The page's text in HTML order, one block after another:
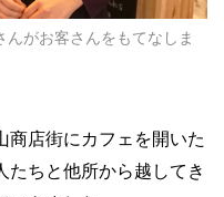
がお客さんをもてなしま
商店街にカフェを開いた
たちと他所から越してき